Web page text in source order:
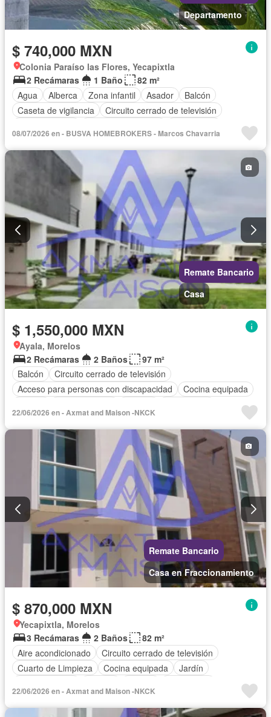
Departamento
$ 740,000 MXN
Colonia Paraíso las Flores, Yecapixtla
2 Recámaras
1 Baño
82 m²
Agua
Alberca Zona infantil Asador
Balcón
Caseta de vigilancia
Circuito cerrado de televisión
Estacionamiento
Internet Jardín
Seguridad
Televisión por cable
Terraza
Zonas verdes
Sin amueblar
08/07/2026 en - BUSVA HOMEBROKERS - Marcos Chavarria
Remate Bancario
Casa
$ 1,550,000 MXN
Ayala, Morelos
2 Recámaras
2 Baños
97 m²
Balcón
Circuito cerrado de televisión
Acceso para personas con discapacidad
Cocina equipada
Seguridad
Alberca
22/06/2026 en - Axmat and Maison -NKCK
Remate Bancario
Casa en Fraccionamiento
$ 870,000 MXN
Yecapixtla, Morelos
3 Recámaras
2 Baños
82 m²
Aire acondicionado
Circuito cerrado de televisión
Cuarto de Limpieza
Cocina equipada
Jardín
Seguridad
22/06/2026 en - Axmat and Maison -NKCK